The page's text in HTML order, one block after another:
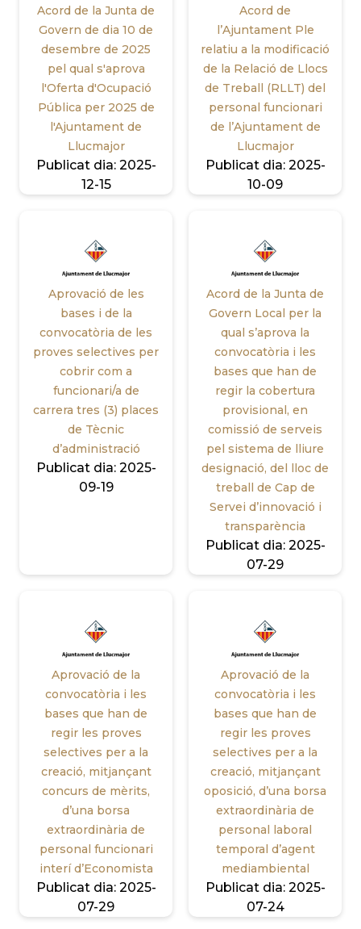
Acord de la Junta de
Govern de dia 10 de
desembre de 2025
pel qual s'aprova
l'Oferta d'Ocupació
Pública per 2025 de
l'Ajuntament de
Llucmajor
Publicat dia: 2025-
12-15
Acord de
l’Ajuntament Ple
relatiu a la modificació
de la Relació de Llocs
de Treball (RLLT) del
personal funcionari
de l’Ajuntament de
Llucmajor
Publicat dia: 2025-
10-09
Aprovació de les
bases i de la
convocatòria de les
proves selectives per
cobrir com a
funcionari/a de
carrera tres (3) places
de Tècnic
d’administració
Publicat dia: 2025-
09-19
Acord de la Junta de
Govern Local per la
qual s’aprova la
convocatòria i les
bases que han de
regir la cobertura
provisional, en
comissió de serveis
pel sistema de lliure
designació, del lloc de
treball de Cap de
Servei d’innovació i
transparència
Publicat dia: 2025-
07-29
Aprovació de la
convocatòria i les
bases que han de
regir les proves
selectives per a la
creació, mitjançant
concurs de mèrits,
d’una borsa
extraordinària de
personal funcionari
interí d’Economista
Publicat dia: 2025-
07-29
Aprovació de la
convocatòria i les
bases que han de
regir les proves
selectives per a la
creació, mitjançant
oposició, d’una borsa
extraordinària de
personal laboral
temporal d’agent
mediambiental
Publicat dia: 2025-
07-24